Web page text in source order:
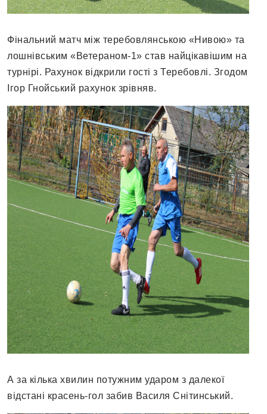
Фінальний матч між теребовлянською «Нивою» та
лошнівським «Ветераном-1» став найцікавішим на
турнірі. Рахунок відкрили гості з Теребовлі. Згодом
Ігор Гнойський рахунок зрівняв.
А за кілька хвилин потужним ударом з далекої
відстані красень-гол забив Василя Снітинський.